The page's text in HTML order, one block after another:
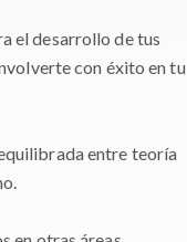
el desarrollo de tus
con éxito en tu
entre teoría